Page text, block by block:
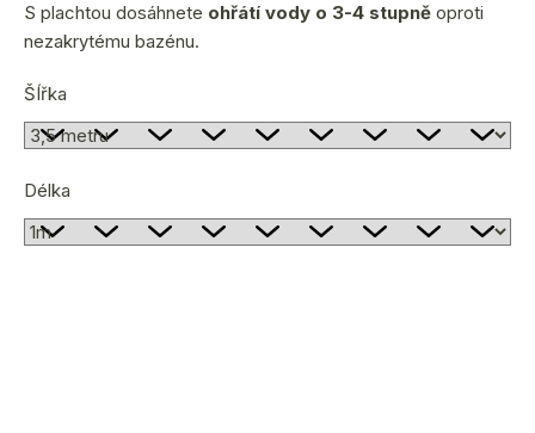
S plachtou dosáhnete ohřátí vody o 3-4 stupně oproti
nezakrytému bazénu.
ŠÍřka
Délka